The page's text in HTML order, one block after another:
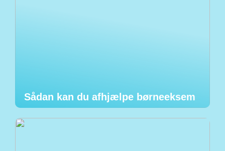
Sådan kan du afhjælpe børneeksem